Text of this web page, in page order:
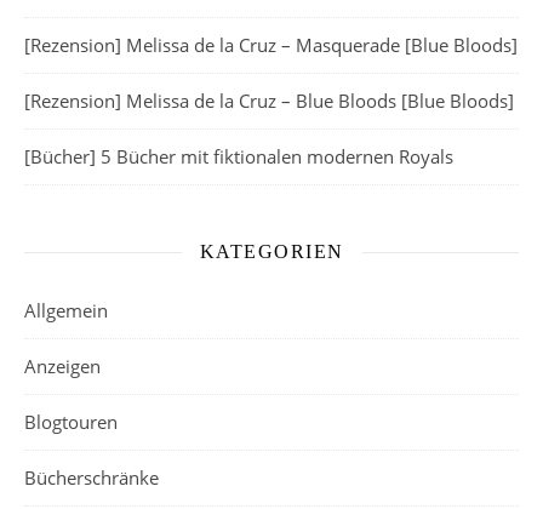
[Rezension] Melissa de la Cruz – Masquerade [Blue Bloods]
[Rezension] Melissa de la Cruz – Blue Bloods [Blue Bloods]
[Bücher] 5 Bücher mit fiktionalen modernen Royals
KATEGORIEN
Allgemein
Anzeigen
Blogtouren
Bücherschränke